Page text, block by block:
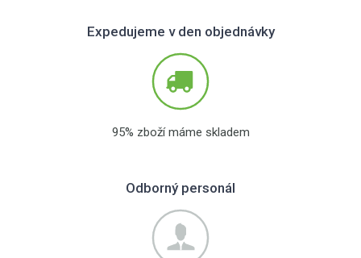
Expedujeme v den objednávky
95% zboží máme skladem
Odborný personál